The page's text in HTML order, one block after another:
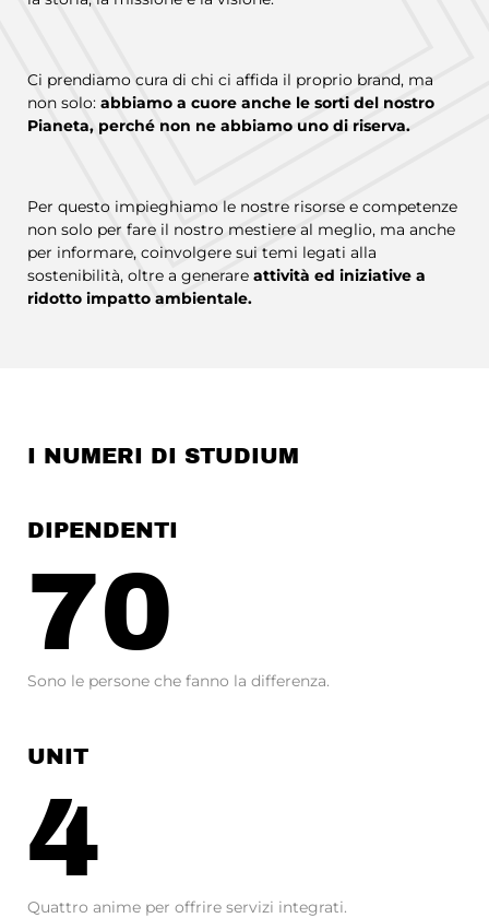
Ci prendiamo cura di chi ci affida il proprio brand, ma
non solo: abbiamo a cuore anche le sorti del nostro
Pianeta, perché non ne abbiamo uno di riserva.
Per questo impieghiamo le nostre risorse e competenze
non solo per fare il nostro mestiere al meglio, ma anche
per informare, coinvolgere sui temi legati alla
sostenibilità, oltre a generare attività ed iniziative a
ridotto impatto ambientale.
I NUMERI DI STUDIUM
DIPENDENTI
70
Sono le persone che fanno la differenza.
UNIT
4
Quattro anime per offrire servizi integrati.